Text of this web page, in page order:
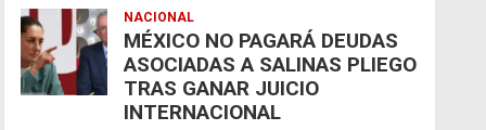
NACIONAL
MÉXICO NO PAGARÁ DEUDAS
ASOCIADAS A SALINAS PLIEGO
TRAS GANAR JUICIO
INTERNACIONAL